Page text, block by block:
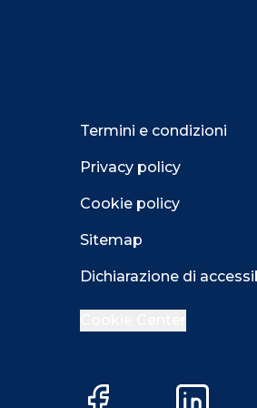
Termini e condizioni
Privacy policy
Cookie policy
Sitemap
Dichiarazione di